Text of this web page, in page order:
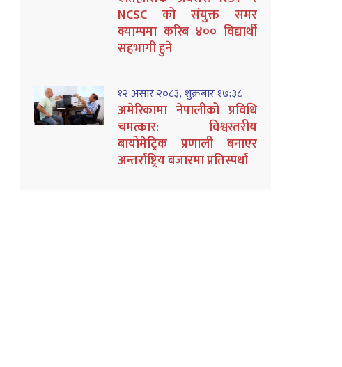
NCSC को संयुक्त समर
क्याम्पमा करिब ४०० विद्यार्थी
सहभागी हुने
१२ असार २०८३, शुक्रबार १७:३८
अमेरिकामा नेपालीको प्रविधि
चमत्कार: विश्वस्तरीय
बायोमेट्रिक प्रणाली बनाएर
अन्तर्राष्ट्रिय बजारमा प्रतिस्पर्धा